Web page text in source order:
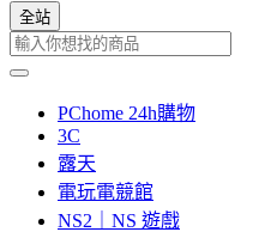
全站
PChome 24h購物
3C
露天
電玩電競館
NS2｜NS 遊戲